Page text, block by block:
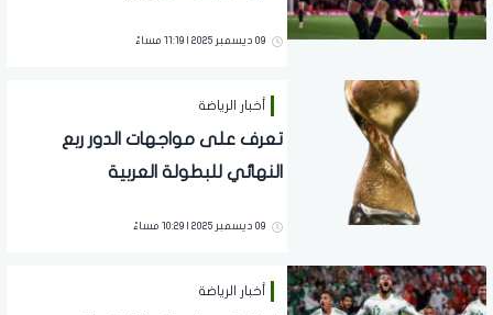
09 ديسمبر 2025 | 11:19 مساءً
أخبار الرياضة
تعرف على مواجهات الدور ربع
النهائي للبطولة العربية
09 ديسمبر 2025 | 10:29 مساءً
أخبار الرياضة